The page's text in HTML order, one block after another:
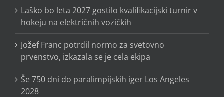
Laško bo leta 2027 gostilo kvalifikacijski turnir v
hokeju na električnih vozičkih
Jožef Franc potrdil normo za svetovno
prvenstvo, izkazala se je cela ekipa
Še 750 dni do paralimpijskih iger Los Angeles
2028